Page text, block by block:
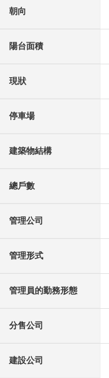
朝向
陽台面積
現狀
停車場
建築物結構
總戶數
管理公司
管理形式
管理員的勤務形態
分售公司
建設公司